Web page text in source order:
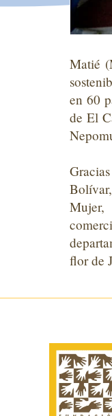
Matié (
en 60
de El
Mujer,
flor de